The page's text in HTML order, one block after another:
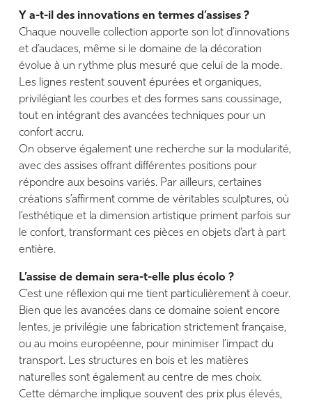
Y a-t-il des innovations en termes d’assises ?
Chaque nouvelle collection apporte son lot d’innovations
et d’audaces, même si le domaine de la décoration
évolue à un rythme plus mesuré que celui de la mode.
Les lignes restent souvent épurées et organiques,
privilégiant les courbes et des formes sans coussinage,
tout en intégrant des avancées techniques pour un
confort accru.
On observe également une recherche sur la modularité,
avec des assises offrant différentes positions pour
répondre aux besoins variés. Par ailleurs, certaines
créations s’affirment comme de véritables sculptures, où
l’esthétique et la dimension artistique priment parfois sur
le confort, transformant ces pièces en objets d’art à part
entière.
L’assise de demain sera-t-elle plus écolo ?
C’est une réflexion qui me tient particulièrement à coeur.
Bien que les avancées dans ce domaine soient encore
lentes, je privilégie une fabrication strictement française,
ou au moins européenne, pour minimiser l’impact du
transport. Les structures en bois et les matières
naturelles sont également au centre de mes choix.
Cette démarche implique souvent des prix plus élevés,